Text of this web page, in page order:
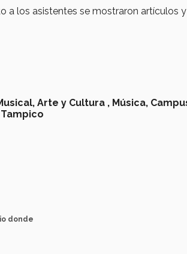
a los asistentes se mostraron artículos
Arte y Cultura , Música,
donde